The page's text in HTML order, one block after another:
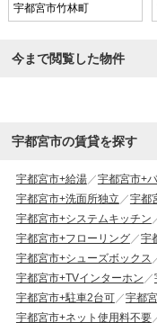
宇都宮市竹林町
今まで閲覧した物件
宇都宮市の賃貸を探す
宇都宮市+給湯 宇都宮市+
宇都宮市+洗面所独立
宇都
宇都宮市+システムキッチン
宇都宮市+フローリング
宇
宇都宮市+シューズボックス
宇都宮市+TVインターホン
宇都宮市+駐車2台可
宇都
宇都宮市+ネット使用料不要